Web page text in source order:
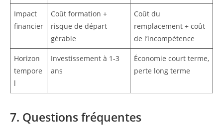
Impact
financier
Coût formation +
risque de départ
gérable
Coût du
remplacement + coût
de l’incompétence
Horizon
tempore
l
Investissement à 1-3
ans
Économie court terme,
perte long terme
7. Questions fréquentes